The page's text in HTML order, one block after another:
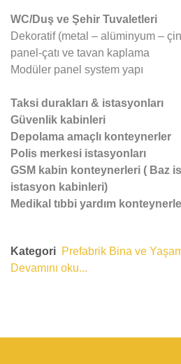
WC/Duş ve Şehir Tuvaletleri
Dekoratif (metal – alüminyum –
panel-çatı ve tavan kaplama
Modüler panel system yapı
Taksi durakları & istasyonları
Güvenlik kabinleri
Depolama amaçlı konteynerler
Polis merkesi istasyonları
GSM kabin konteynerleri ( Baz
istasyon kabinleri)
Medikal tıbbi yardım
Kategori Prefabrik Bina ve
Devamını oku...